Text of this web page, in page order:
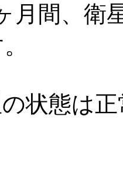
月間、衛
状態は正